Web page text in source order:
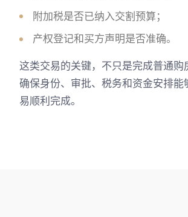
附加税是否已纳入交割预算；
产权登记和买方声明是否准确。
这类交易的关键，不只是完成普通购
确保身份、审批、税务和资金安排能
易顺利完成。